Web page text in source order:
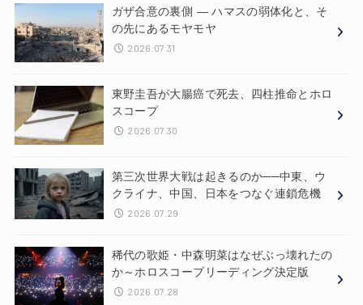
ガザ合意の裏側 ― ハマスの弱体化と、そ
の先にあるモヤモヤ
2026.07.31
東野圭吾が大腸癌で死去、四柱推命とホロ
スコープ
2026.07.30
第三次世界大戦は起きるのか──中東、ウ
クライナ、中国、日本をつなぐ連鎖危機
2026.07.29
稀代の歌姫・中森明菜はなぜぶっ壊れたの
か～ホロスコープリーディング決定版
2026.07.28